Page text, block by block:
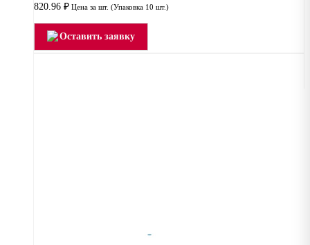
820.96 ₽ Цена за шт. (Упаковка 10 шт.)
Оставить заявку